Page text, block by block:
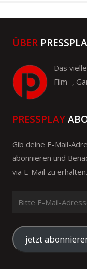
ÜBER
Das
Film- ,
PRESSPLAY
Gib deine E-Mail-
abonnieren und
via E-Mail zu erhalten.
Mail-
Adresse
eingeben
jetzt